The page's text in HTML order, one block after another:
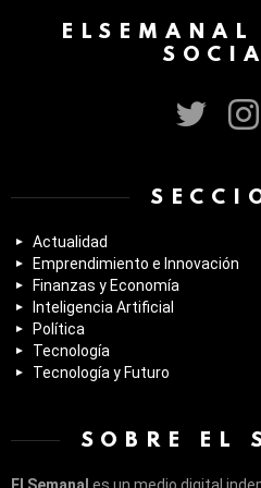
ELSEMANAL
Actualidad
Emprendimiento e Innovación
Finanzas y Economía
Inteligencia Artificial
Política
Tecnología
Tecnología y Futuro
SOBRE EL
El Semanal es un medio digital